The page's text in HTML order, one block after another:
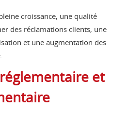
croissance, une qualité
des réclamations clients, une
et une augmentation des
et